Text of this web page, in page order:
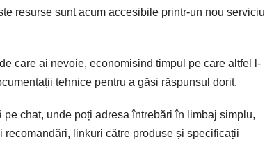
resurse sunt acum accesibile printr-un nou serviciu
care ai nevoie, economisind timpul pe care altfel l-
tehnice pentru a găsi răspunsul dorit.
chat, unde poți adresa întrebări în limbaj simplu,
recomandări, linkuri către produse și specificații